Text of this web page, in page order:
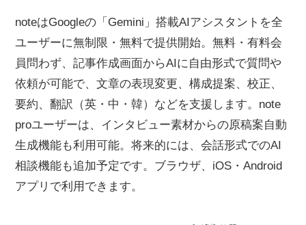
noteはGoogleの「Gemini」搭載AIアシスタントを全
ユーザーに無制限・無料で提供開始。無料・有料会
員問わず、記事作成画面からAIに自由形式で質問や
依頼が可能で、文章の表現変更、構成提案、校正、
要約、翻訳（英・中・韓）などを支援します。note
proユーザーは、インタビュー素材からの原稿案自動
生成機能も利用可能。将来的には、会話形式でのAI
相談機能も追加予定です。ブラウザ、iOS・Android
アプリで利用できます。